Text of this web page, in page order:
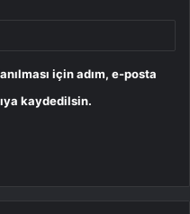
için adım, e-posta
kaydedilsin.